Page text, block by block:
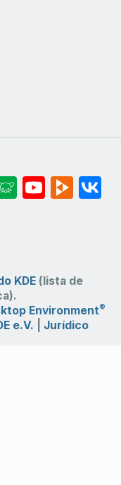
KDE(lista de
Environment®
e.V. Jurídico